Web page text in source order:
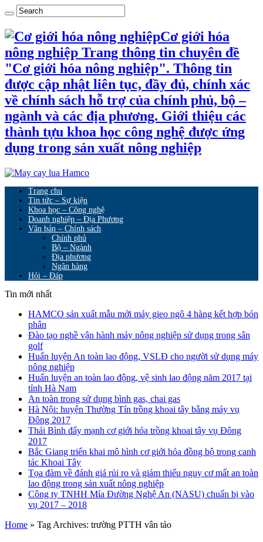
Cơ giới hóa
nông nghiệp Trang thông tin chuyên đề
"Cơ giới hóa nông nghiệp". Thông tin
được cập nhật liên tục, đầy đủ, chính xác
về chính sách hỗ trợ của chính phủ, bộ –
ngành và các địa phương. Giới thiệu các
thành tựu khoa học công nghệ được ứng
dụng trong sản xuất nông nghiệp
Trang chu
Tin tức – Sự kiện
Khoa học – Công nghệ
Doanh nghiệp – Địa Phương
Văn bản – Chính sách
Chính phủ
Bộ – Ngành
Địa phương
Ngân hàng
Hỏi – Đáp
Tin mới nhất
HAMCO sản xuất mẫu mới máy gieo ngô 4 hàng kết hợp bón
phân
Đào tạo nghề vận hành máy nông nghiệp sử dụng trong sân
golf
Huấn luyện An toàn lao động, VSLĐ cho người sử dụng máy
nông nghiệp
Huấn luyện an toàn lao động, vệ sinh lao động năm 2017 tại
tỉnh Hà Nam
An toàn trong sử dụng bình gas, chai gas
Hà Nội: huyện Thường Tín trồng khoai tây bằng máy vụ
Đông 2017
Thái Bình đẩy mạnh cơ giới hóa trồng khoai tây vụ Đông
2017
Bắc Giang triển khai mô hình cơ giới hóa đồng bộ trong canh
tác Khoai Tây
Tọa đàm về đánh giá rủi ro và giảm thiểu nguy cơ mất an toàn
lao động trong sản xuất nông nghiệp
Công ty TNHH Mía Đường Nghệ An (NASU) chuẩn bị vào
vụ 2017 – 2018
Home » Tag Archives: trường PTTH vân tảo